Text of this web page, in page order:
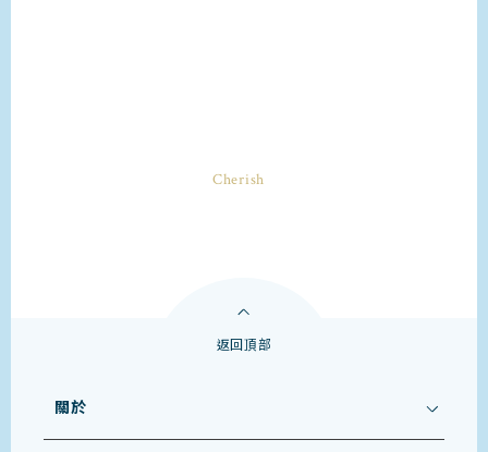
返回頂部
關於